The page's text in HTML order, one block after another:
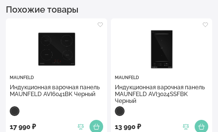
Похожие товары
MAUNFELD
Индукционная варочная панель
MAUNFELD AVI6041BK Черный
17 990 ₽
MAUNFELD
Индукционная варочная панель
MAUNFELD AVI3024SSFBK
Черный
13 990 ₽